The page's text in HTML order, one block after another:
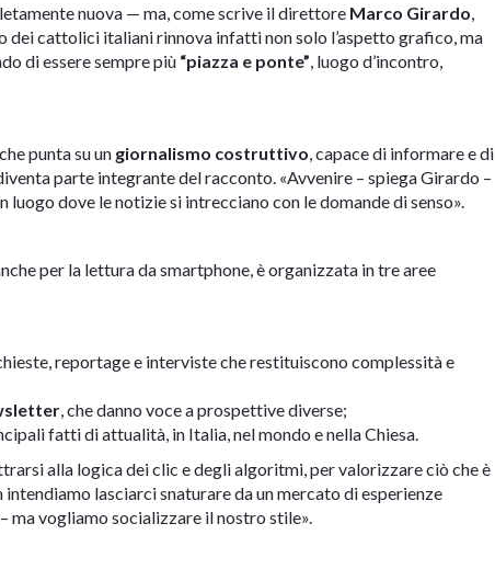
nuova — ma, come scrive il direttore Marco Girardo
dei cattolici italiani rinnova infatti non solo l’aspetto grafico, ma
di essere sempre più “piazza e ponte” , luogo d’incontro,
punta su un giornalismo costruttivo , capace di informare e di
parte integrante del racconto. «Avvenire – spiega Girardo –
luogo dove le notizie si intrecciano con le domande di senso».
per la lettura da smartphone, è organizzata in tre aree
reportage e interviste che restituiscono complessità e
, che danno voce a prospettive diverse;
fatti di attualità, in Italia, nel mondo e nella Chiesa.
alla logica dei clic e degli algoritmi, per valorizzare ciò che è
intendiamo lasciarci snaturare da un mercato di esperienze
vogliamo socializzare il nostro stile».